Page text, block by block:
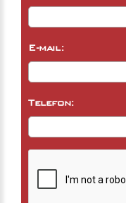
E-mail:
Telefon: